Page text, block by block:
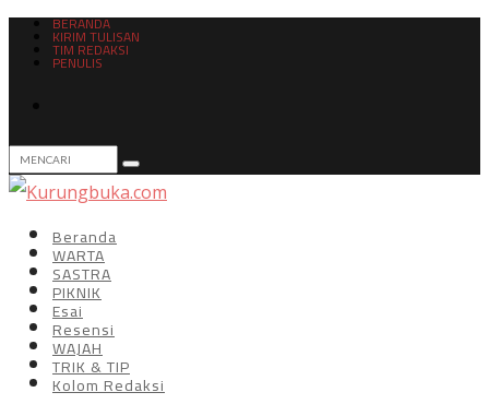
BERANDA
KIRIM TULISAN
TIM REDAKSI
PENULIS
Beranda
WARTA
SASTRA
PIKNIK
Esai
Resensi
WAJAH
TRIK & TIP
Kolom Redaksi